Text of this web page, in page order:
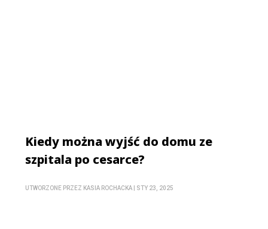
Kiedy można wyjść do domu ze
szpitala po cesarce?
UTWORZONE PRZEZ KASIA ROCHACKA STY 23, 2025